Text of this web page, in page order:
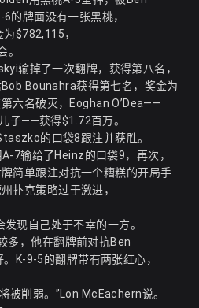
的牌面没有一张黑桃，
$782,115，
。
输掉了一次翻牌，获得第八名，
Bounahra获得第七名，奖金为
六名破灭，Eoghan O’Dea——
子——获得$1.72百万。
的口袋8跟注并获胜。
7输给了Heinz的口袋9，再次，
简单跟注对抗一个糟糕的开局手
扑克策略过于激进，
现自己处于不幸的一方。
多，他在翻牌前对抗Ben
K-9-5的翻牌带有两张红心，
被削弱。”Lon McEachern说。